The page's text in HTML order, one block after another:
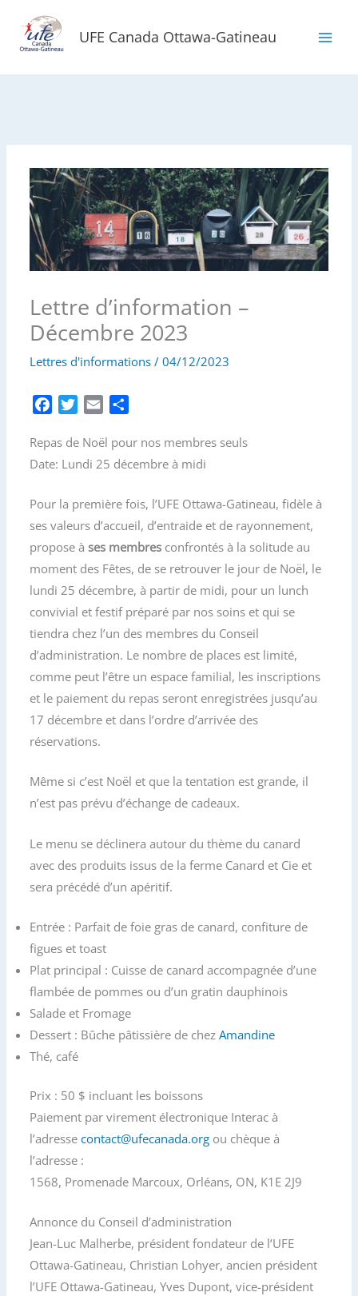
contenu
UFE Canada Ottawa-Gatineau
Lettre d’information –
Décembre 2023
Lettres d'informations /04/12/2023
c
e
o
o
i
t
e
r
a
i
r
t
g
e
Repas de Noël pour nos membres seuls
Date: Lundi 25 décembre à midi
Pour la première fois, l’UFE Ottawa-Gatineau, fidèle à
ses valeurs d’accueil, d’entraide et de rayonnement,
propose àses membres confrontés à la solitude au
moment des Fêtes, de se retrouver le jour de Noël, le
lundi 25 décembre, à partir de midi, pour un lunch
convivial et festif préparé par nos soins et qui se
tiendra chez l’un des membres du Conseil
d’administration. Le nombre de places est limité,
comme peut l’être un espace familial, les inscriptions
et le paiement du repas seront enregistrées jusqu’au
17 décembre et dans l’ordre d’arrivée des
réservations.
Même si c’est Noël et que la tentation est grande, il
n’est pas prévu d’échange de cadeaux.
Le menu se déclinera autour du thème du canard
avec des produits issus de la ferme Canard et Cie et
sera précédé d’un apéritif.
Entrée : Parfait de foie gras de canard, confiture de
figues et toast
Plat principal : Cuisse de canard accompagnée d’une
flambée de pommes ou d’un gratin dauphinois
Salade et Fromage
Dessert : Bûche pâtissière de chezAmandine
Thé, café
Prix : 50 $ incluant les boissons
Paiement par virement électronique Interac à
l’adressecontact@ufecanada.org ou chèque à
l’adresse :
1568, Promenade Marcoux, Orléans, ON, K1E 2J9
Annonce du Conseil d’administration
Jean-Luc Malherbe, président fondateur de l’UFE
Ottawa-Gatineau, Christian Lohyer, ancien président
l’UFE Ottawa-Gatineau, Yves Dupont, vice-président